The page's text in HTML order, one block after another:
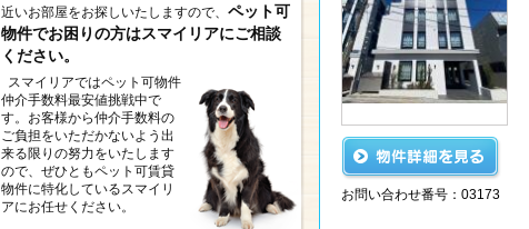
お問い合わせ番号：03173
近いお部屋をお探しいたしますので、 ペット可
物件でお困りの方はスマイリアにご相談
ください。
スマイリアではペット可物件
仲介手数料最安値挑戦中で
す。お客様から仲介手数料の
ご負担をいただかないよう出
来る限りの努力をいたします
ので、ぜひともペット可賃貸
物件に特化しているスマイリ
アにお任せください。